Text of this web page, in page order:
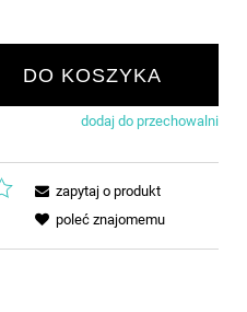
DO KOSZYKA
dodaj do przechowalni
zapytaj o produkt
poleć znajomemu